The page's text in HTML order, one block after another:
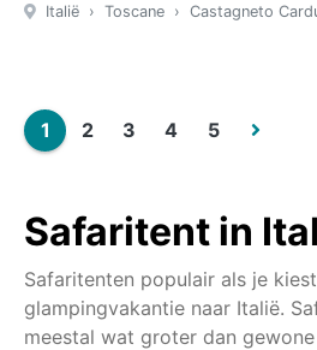
Italië Toscane Castagneto
1 2 3 4 5
Safaritent in
Safaritenten populair als je
glampingvakantie naar Italië.
meestal wat groter dan